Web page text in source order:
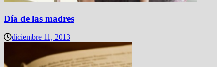
Día de las madres
diciembre 11, 2013